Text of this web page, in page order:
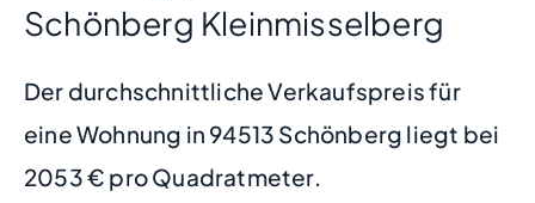
Schönberg Kleinmisselberg
Der durchschnittliche Verkaufspreis für
eine Wohnung in 94513 Schönberg liegt bei
2053 € pro Quadratmeter.